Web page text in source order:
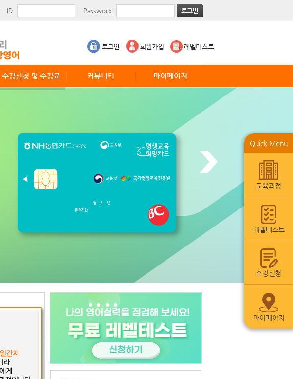
ID Password
수강신청 및 수강료 커뮤니티
VOA Education
VOA Entertainment
마이페이지
1:1강사게시판
수강내역
Quick Menu
교육과정
레벨테스트
수강신청
마이페이지